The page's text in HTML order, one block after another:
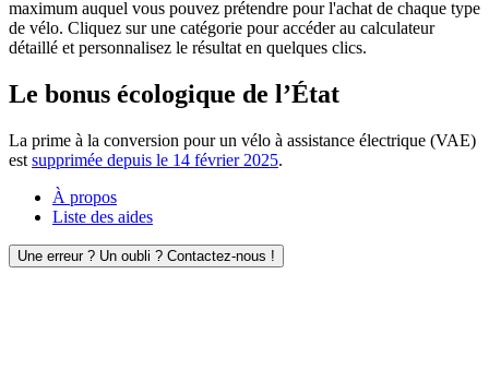
maximum auquel vous pouvez prétendre pour l'achat de chaque type
de vélo. Cliquez sur une catégorie pour accéder au calculateur
détaillé et personnalisez le résultat en quelques clics.
Le bonus écologique de l’État
La prime à la conversion pour un vélo à assistance électrique (VAE)
est supprimée depuis le 14 février 2025.
À propos
Liste des aides
Une erreur ? Un oubli ? Contactez-nous !